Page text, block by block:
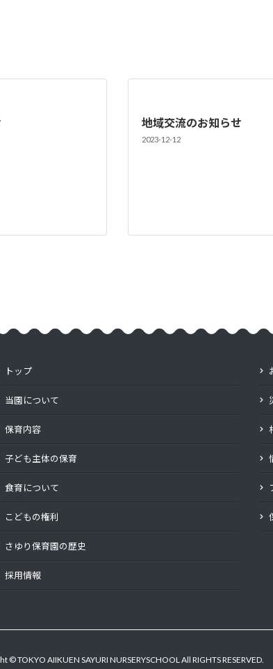
地域交流のお知らせ
2023-12-12
トップ
当園について
保育内容
子ども主体の保育
食育について
こどもの権利
さゆり保育園の歴史
採用情報
© TOKYO AIIKUEN SAYURI NURSERYSCHOOL All RIGHTS RESERVED.